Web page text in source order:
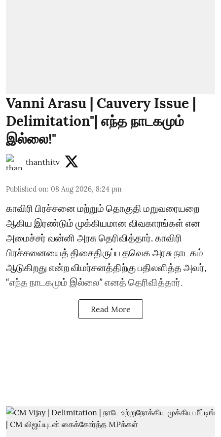
Vanni Arasu | Cauvery Issue |
Delimitation"| எந்த நாடகமும்
இல்லை!"
thanthitv
Published on: 08 Aug 2026, 8:24 pm
காவிரி பிரச்சனை மற்றும் தொகுதி மறுவரையறை
ஆகிய இரண்டும் முக்கியமான விவகாரங்கள் என
அமைச்சர் வன்னி அரசு தெரிவித்தார். காவிரி
பிரச்சனையைத் திசைதிருப்ப தவெக அரசு நாடகம்
ஆடுகிறது என்ற விமர்சனத்திற்கு பதிலளித்த அவர்,
“எந்த நாடகமும் இல்லை” எனத் தெரிவித்தார்.
Read More